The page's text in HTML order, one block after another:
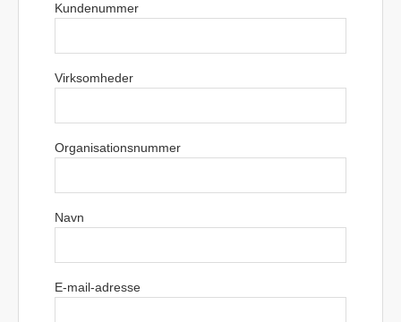
Kundenummer
Virksomheder
Organisationsnummer
Navn
E-mail-adresse